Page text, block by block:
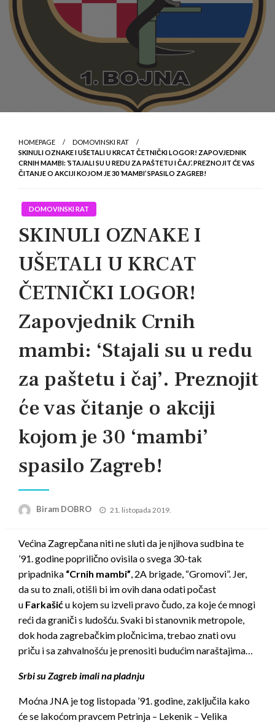
HOMEPAGE
DOMOVINSKI RAT
SKINULI OZNAKE I UŠETALI U KRCAT ČETNIČKI LOGOR! ZAPOVJEDNIK
CRNIH MAMBI: ‘STAJALI SU U REDU ZA PAŠTETU I ČAJ’. PREZNOJIT ĆE VAS
ČITANJE O AKCIJI KOJOM JE 30 ‘MAMBI’ SPASILO ZAGREB!
DOMOVINSKI RAT
SKINULI OZNAKE I
UŠETALI U KRCAT
ČETNIČKI LOGOR!
Zapovjednik Crnih
mambi: ‘Stajali su u redu
za paštetu i čaj’. Preznojit
će vas čitanje o akciji
kojom je 30 ‘mambi’
spasilo Zagreb!
Biram DOBRO
Posted
21. listopada 2019.
Većina Zagrepčana niti ne sluti da je njihova sudbina te
’91. godine poprilično ovisila o svega 30-tak
pripadnika “Crnih mambi”, 2A brigade, “Gromovi”. Jer,
da su to znali, otišli bi im ovih dana odati počast
u Farkašiću kojem su izveli pravo čudo, za koje će mnogi
reći da graniči s ludošću. Svaki bi stanovnik metropole,
dok hoda zagrebačkim pločnicima, trebao znati ovu
priču i sa zahvalnošću je prenositi budućim naraštajima…
Srbi su Zagreb imali na pladnju
Moćna JNA je tog listopada ’91. godine, zaključila kako
će se lakoćom pravcem Petrinja – Lekenik – Velika